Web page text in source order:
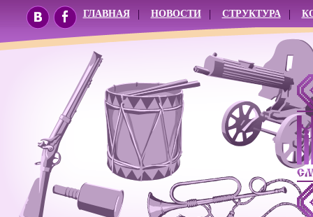
ГЛАВНАЯ НОВОСТИ СТРУКТУРА